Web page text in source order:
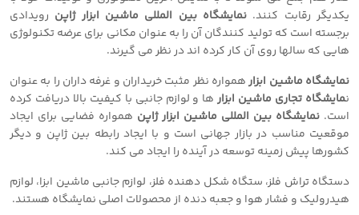
یکدیگر رقابت کنند. نمایشگاه بین المللی ماشین ابزار ژاپن رویدادی
برجسته است که تولید کنندگان آن را به عنوان مکانی برای عرضه تکنولوژی
هایی که سالها روی آن کار کرده اند در نظر می گیرند.
نمایشگاه ماشین ابزارهمواره نظر مثبت خریداران و غرفه داران را به عنوان
نمایشگاه تجاری ماشین ابزارها و لوازم جانبی با کیفیت بالا دریافت کرده
است. نمایشگاه بین المللی ماشین ابزار ژاپن همواره فضایی برای ایجاد
موقعیت مناسب در بازار جهانی است و با ایجاد رابطه بین ژاپن و دیگر
کشورها پیش زمینه توسعه در آینده را ایجاد می کند.
دستگاه تراش فلز، ستگاه شکل دهنده فلز، لوازم جانبی ماشین ابزا، لوازم
هیدرولیک و فشار هوا و جعبه دنده از محصولات اصلی نمایشگاه هستند.